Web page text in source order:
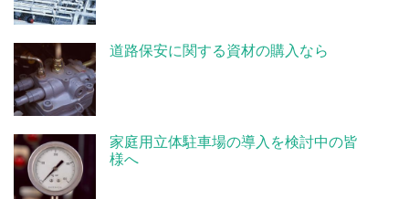
道路保安に関する資材の購入なら
家庭用立体駐車場の導入を検討中の皆
様へ